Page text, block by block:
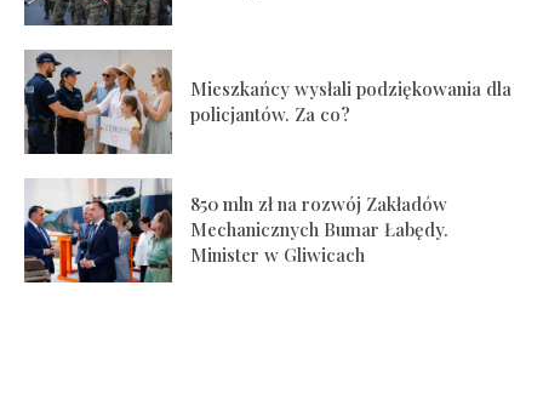
Mieszkańcy wysłali podziękowania dla
policjantów. Za co?
850 mln zł na rozwój Zakładów
Mechanicznych Bumar Łabędy.
Minister w Gliwicach